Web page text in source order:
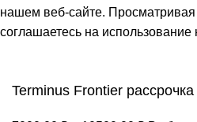
нашем веб-сайте. Просматривая
соглашаетесь на
Terminus Frontier